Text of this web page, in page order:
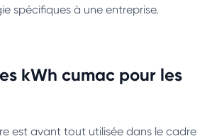
spécifiques à une entreprise.
kWh cumac pour les
est avant tout utilisée dans le cadre